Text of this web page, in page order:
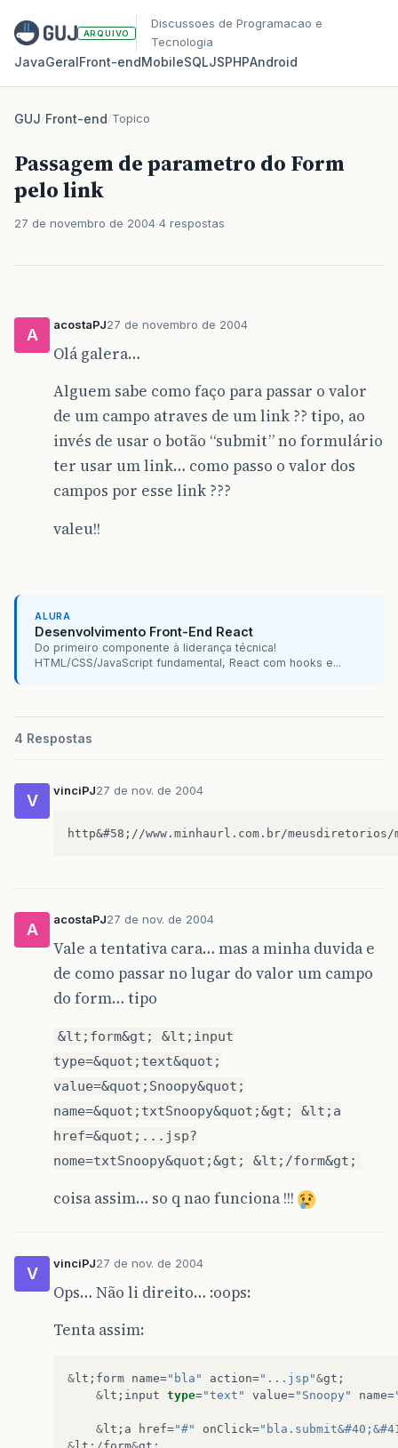
ARQUIVO
Discussoes de Programacao e
Tecnologia
JavaGeralFront‑endMobileSQLJSPHPAndroid
GUJ/Front-end/Topico
Passagem de parametro do Form
pelo link
27 de novembro de 2004 4 respostas
A
acostaPJ27 de novembro de 2004
Olá galera…
Alguem sabe como faço para passar o valor
de um campo atraves de um link ?? tipo, ao
invés de usar o botão “submit” no formulário
ter usar um link… como passo o valor dos
campos por esse link ???
valeu!!
ALURA
Desenvolvimento Front-End React
Do primeiro componente à liderança técnica!
HTML/CSS/JavaScript fundamental, React com hooks e...
4 Respostas
V
vinciPJ27 de nov. de 2004
A
acostaPJ27 de nov. de 2004
Vale a tentativa cara… mas a minha duvida e
de como passar no lugar do valor um campo
do form… tipo
&lt;form&gt; &lt;input
type=&quot;text&quot;
value=&quot;Snoopy&quot;
name=&quot;txtSnoopy&quot;&gt; &lt;a
href=&quot;...jsp?
nome=txtSnoopy&quot;&gt; &lt;/form&gt;
coisa assim… so q nao funciona !!!
V
vinciPJ27 de nov. de 2004
Ops… Não li direito… :oops:
Tenta assim:
&lt ; form name="bla" action="...jsp"&gt ;
&lt ; input type="text" value="Snoopy" name=
&lt ; a href="#" onClick=